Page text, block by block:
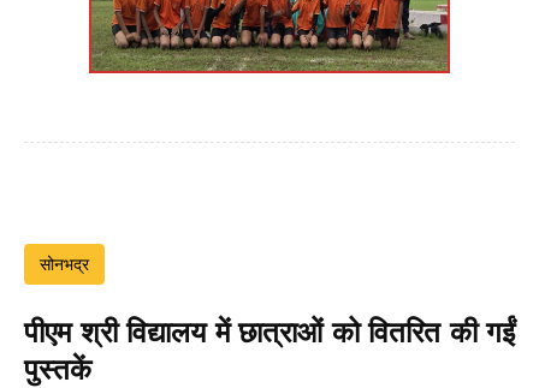
सोनभद्र
पीएम श्री विद्यालय में छात्राओं को वितरित की गईं
पुस्तकें